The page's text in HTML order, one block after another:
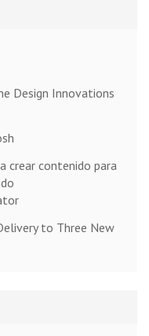
Design Innovations
crear contenido para
to Three New